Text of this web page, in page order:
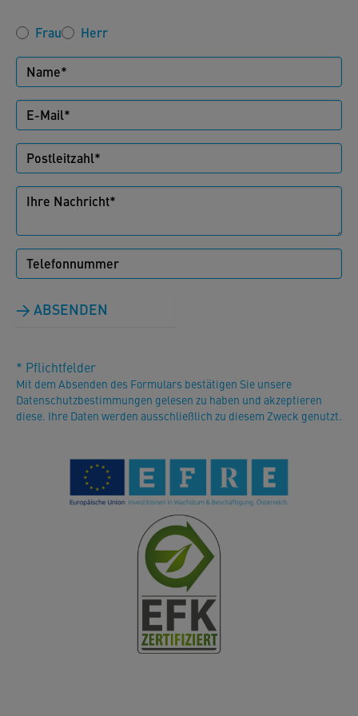
Frau Herr
ABSENDEN
* Pflichtfelder
Mit dem Absenden des Formulars bestätigen Sie unsere
Datenschutzbestimmungen gelesen zu haben und akzeptieren
diese. Ihre Daten werden ausschließlich zu diesem Zweck genutzt.